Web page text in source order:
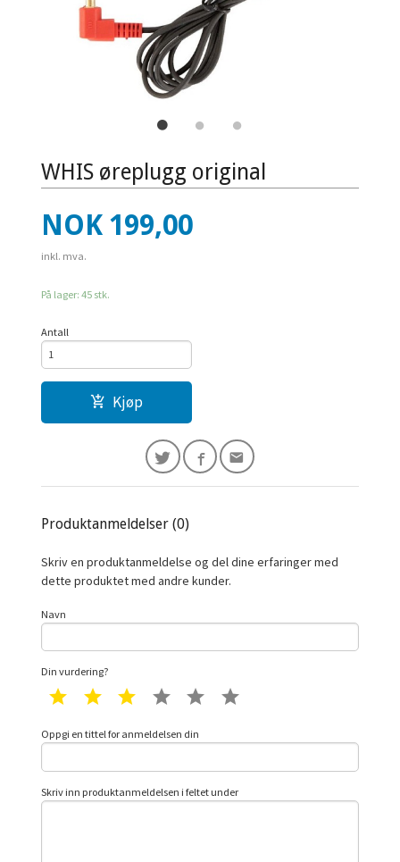
WHIS øreplugg original
Pris
NOK 199,00
inkl. mva.
På lager: 45 stk.
Antall
Kjøp
Produktanmeldelser (0)
Skriv en produktanmeldelse og del dine erfaringer med
dette produktet med andre kunder.
Navn
Din vurdering?
1 star 2 star 3 star 4 star 5 star
Oppgi en tittel for anmeldelsen din
Skriv inn produktanmeldelsen i feltet under